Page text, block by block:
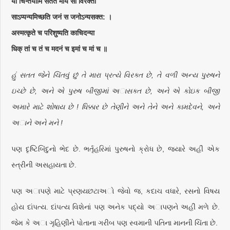
साऽप्यन्यमिच्छति जनं स जनोऽन्यसक्त: ।
अस्मत्कृते च परिशुष्यति काचिदन्या
धिक् तां च तं च मदनं च इमां च मां च ॥
હું સતત જેને ચિંતવું છું તે મારા પ્રત્યે વિરક્ત છે, તે વળી અન્ય પુરુષને
ઇચ્છે છે, અને એ પુરુષ બીજીમાં અાસક્ત છે, અને એ કોઇક બીજી
અમારે માટે શોષાય છે ! ધિક્કાર છે તેણીને અને તેને અને કામદેવને, અને
અાને અને મને !
પણ દૃષ્ટિબિંદુનો ભેદ છે. ભર્તૃહરિમાં પુરુષનો ક્રોધ છે, જ્યારે અહીં એક
સ્ત્રીની અસહાયતા છે.
પણ અાપણે માટે પ્રણયછટાઅો જેવો જ, કદાચ વધારે, રસનો વિષય
હોય દાંપત્ય. દાંપત્ય વિશેનાં પણ અનેક પદ્યો અાપણને અહીં મળે છે.
જેમ કે અા ગૃહિણીને પોતાના ગરીબ પણ સ્વમાની પતિના માનની ચિંતા છે.